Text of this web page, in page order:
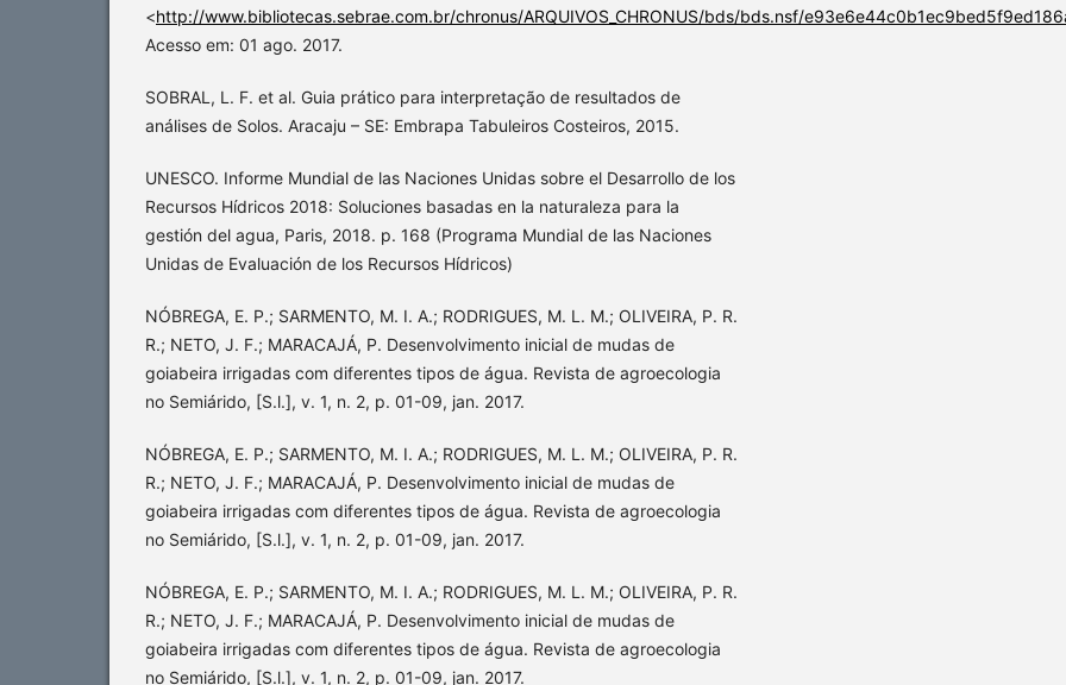
<http://www.bibliotecas.sebrae.com.br/chronus/ARQUIVOS_CHRONUS/bds/bds.nsf/
Acesso em: 01 ago. 2017.
SOBRAL, L. F. et al. Guia prático para interpretação de resultados de
análises de Solos. Aracaju – SE: Embrapa Tabuleiros Costeiros, 2015.
UNESCO. Informe Mundial de las Naciones Unidas sobre el Desarrollo de los
Recursos Hídricos 2018: Soluciones basadas en la naturaleza para la
gestión del agua, Paris, 2018. p. 168 (Programa Mundial de las Naciones
Unidas de Evaluación de los Recursos Hídricos)
NÓBREGA, E. P.; SARMENTO, M. I. A.; RODRIGUES, M. L. M.; OLIVEIRA, P. R.
R.; NETO, J. F.; MARACAJÁ, P. Desenvolvimento inicial de mudas de
goiabeira irrigadas com diferentes tipos de água. Revista de agroecologia
no Semiárido, [S.l.], v. 1, n. 2, p. 01-09, jan. 2017.
NÓBREGA, E. P.; SARMENTO, M. I. A.; RODRIGUES, M. L. M.; OLIVEIRA, P. R.
R.; NETO, J. F.; MARACAJÁ, P. Desenvolvimento inicial de mudas de
goiabeira irrigadas com diferentes tipos de água. Revista de agroecologia
no Semiárido, [S.l.], v. 1, n. 2, p. 01-09, jan. 2017.
NÓBREGA, E. P.; SARMENTO, M. I. A.; RODRIGUES, M. L. M.; OLIVEIRA, P. R.
R.; NETO, J. F.; MARACAJÁ, P. Desenvolvimento inicial de mudas de
goiabeira irrigadas com diferentes tipos de água. Revista de agroecologia
no Semiárido, [S.l.], v. 1, n. 2, p. 01-09, jan. 2017.